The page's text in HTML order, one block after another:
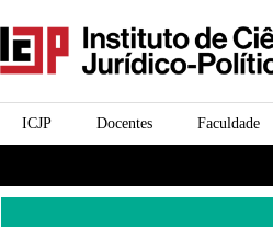
icjp
menu-institucional Faculdade
Docentes
ICJP